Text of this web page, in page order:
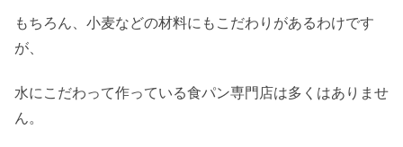
もちろん、 小麦などの材料にもこだわり があるわけです
が、
水にこだわって作っている食パン専門店は多くはありませ
ん。